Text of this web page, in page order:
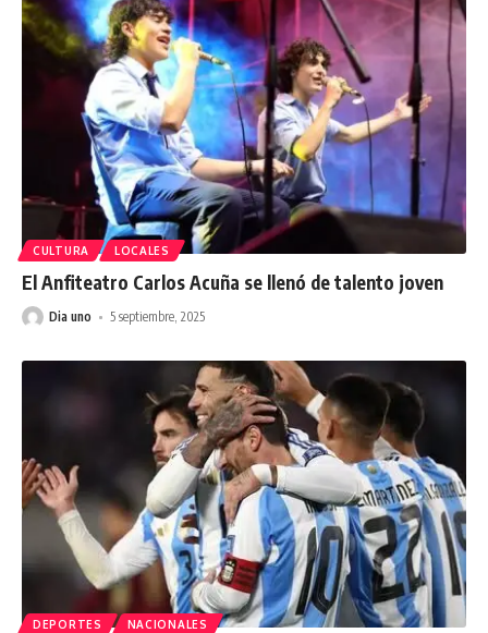
CULTURA LOCALES
El Anfiteatro Carlos Acuña se llenó de talento joven
Dia uno 5 septiembre, 2025
DEPORTES NACIONALES